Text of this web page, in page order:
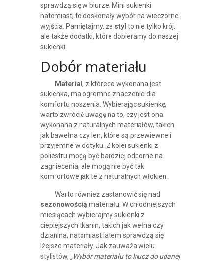
sprawdzą się w biurze. Mini sukienki
natomiast, to doskonały wybór na wieczorne
wyjścia. Pamiętajmy, że styl to nie tylko krój,
ale także dodatki, które dobieramy do naszej
sukienki.
Dobór materiału
Materiał, z którego wykonana jest
sukienka, ma ogromne znaczenie dla
komfortu noszenia. Wybierając sukienkę,
warto zwrócić uwagę na to, czy jest ona
wykonana z naturalnych materiałów, takich
jak bawełna czy len, które są przewiewne i
przyjemne w dotyku. Z kolei sukienki z
poliestru mogą być bardziej odporne na
zagniecenia, ale mogą nie być tak
komfortowe jak te z naturalnych włókien.
Warto również zastanowić się nad
sezonowością materiału. W chłodniejszych
miesiącach wybierajmy sukienki z
cieplejszych tkanin, takich jak wełna czy
dzianina, natomiast latem sprawdzą się
lżejsze materiały. Jak zauważa wielu
stylistów, „Wybór materiału to klucz do udanej